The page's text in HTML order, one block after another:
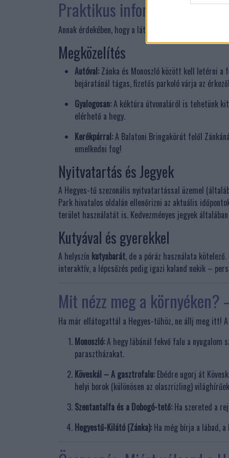
Praktikus információk a
Annak érdekében, hogy a látogatás zökkenőmentes
Megközelítés
Autóval:Zánka és Monoszló között kell letérni
bejáratánál tágas, fizetős parkoló várja az
Gyalogosan:A kéktúra útvonaláról is tehetünk
elérhető a hegy.
Kerékpárral:A Balatoni Bringakörút felől
emelkedni fog!
Nyitvatartás és Jegyek
A Hegyes-tű szezonális nyitvatartással üzemel
Park hivatalos oldalán ellenőrizni az aktuális
terület használatát is. Kedvezményes jegyek
Kutyával és gyerekkel
A helyszín kutyabarát, de a póráz használata
interaktív, a lépcsőzés pedig igazi kaland nekik –
Mit nézz meg a
Ha már ellátogattál a Hegyes-tűhöz, ne állj meg itt!
Monoszló:A hegy lábánál fekvő falu a nyugalom
parasztházakat.
Köveskál – A gasztrofalu:Ebédre ugorj át
helyi borok (különösen az olaszrizling)
Szentantalfa és a Dobogó-tető:Ha szereted a
Hegyestű-Kilátó (Zánka):Ha még bírja a lábad,